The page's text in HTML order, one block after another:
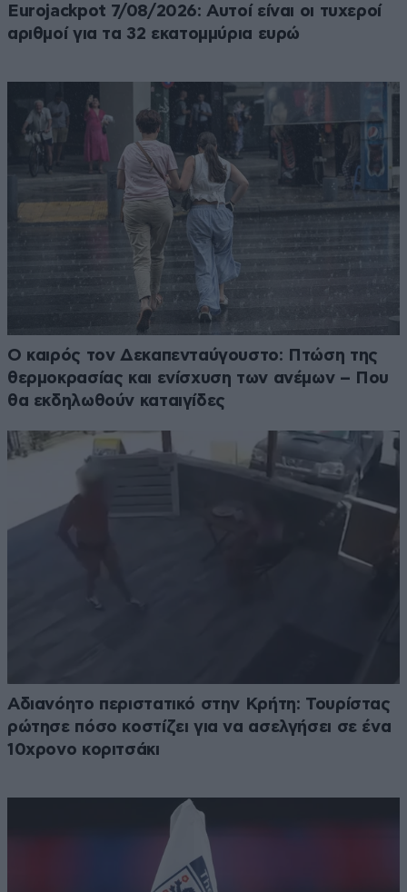
Eurojackpot 7/08/2026: Αυτοί είναι οι τυχεροί
αριθμοί για τα 32 εκατομμύρια ευρώ
Ο καιρός τον Δεκαπενταύγουστο: Πτώση της
θερμοκρασίας και ενίσχυση των ανέμων – Που
θα εκδηλωθούν καταιγίδες
Αδιανόητο περιστατικό στην Κρήτη: Τουρίστας
ρώτησε πόσο κοστίζει για να ασελγήσει σε ένα
10χρονο κοριτσάκι